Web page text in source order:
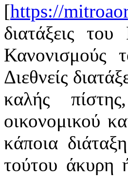
[https://
διατάξεις
Κανονισμούς
Διεθνείς
καλής
οικονομικού
κάποια
τούτου άκυρη